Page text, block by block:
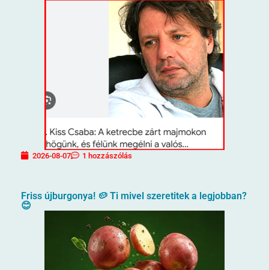
2026-08-07 1 hozzászólás
Friss újburgonya! 🥔 Ti mivel szeretitek a legjobban?
😊